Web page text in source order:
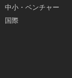
中小・ベンチャー
国際